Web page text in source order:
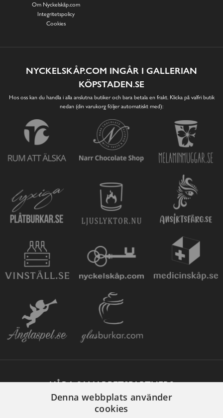
Om Nyckelskåp.com
Integritetspolicy
Cookies
NYCKELSKÅP.COM INGÅR I GALLERIAN
KÖPSTADEN.SE
Hos oss kan du handla i alla anslutna butiker och bara betala en frakt. Klicka på valfri butik
nedan (din varukorg följer automatiskt med):
VÅRA SAMARBETSPARTNERS
Denna webbplats använder
cookies